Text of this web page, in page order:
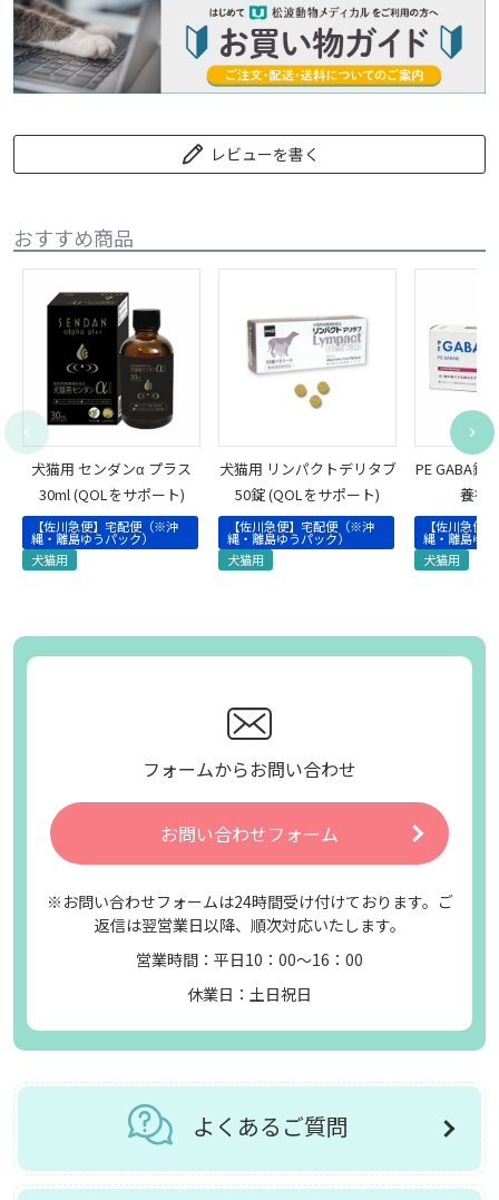
レビューを書く
おすすめ商品
犬猫用 センダンα プラス
30ml (QOLをサポート)
【佐川急便】宅配便（※沖
縄・離島ゆうパック）
犬猫用
犬猫用 リンパクトデリタブ
50錠 (QOLをサポート)
【佐川急便】宅配便（※沖
縄・離島ゆうパック）
犬猫用
PE GABA錠
養補
【佐川急便
縄・離島ゆ
犬猫用
フォームからお問い合わせ
お問い合わせフォーム
※お問い合わせフォームは24時間受け付けております。ご
返信は翌営業日以降、順次対応いたします。
営業時間：平日10：00～16：00
休業日：土日祝日
よくあるご質問